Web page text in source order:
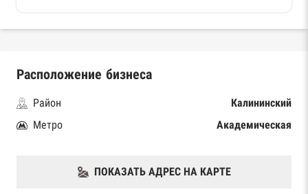
Расположение бизнеса
Район
Калининский
Метро
Академическая
ПОКАЗАТЬ АДРЕС НА КАРТЕ